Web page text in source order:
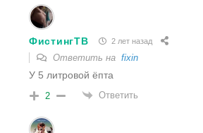
ФистингТВ 2 лет назад
Ответить на fixin
У 5 литровой ёпта
2 Ответить